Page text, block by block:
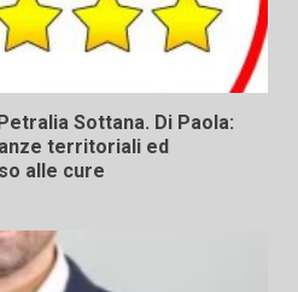
Sottana. Di Paola:
territoriali ed
alle cure